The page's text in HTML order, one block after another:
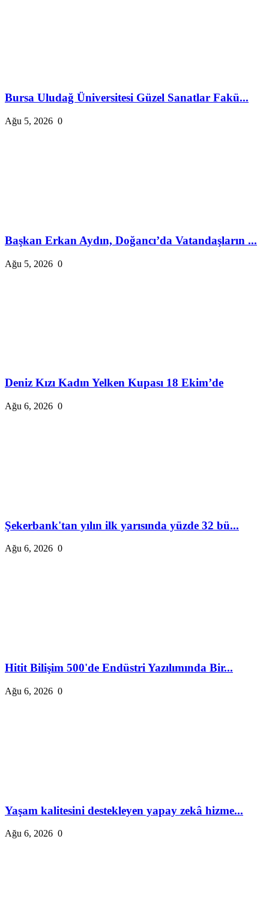
Bursa Uludağ Üniversitesi Güzel Sanatlar Fakü...
Ağu 5, 2026 0
Başkan Erkan Aydın, Doğancı’da Vatandaşların ...
Ağu 5, 2026 0
Deniz Kızı Kadın Yelken Kupası 18 Ekim’de
Ağu 6, 2026 0
Şekerbank'tan yılın ilk yarısında yüzde 32 bü...
Ağu 6, 2026 0
Hitit Bilişim 500'de Endüstri Yazılımında Bir...
Ağu 6, 2026 0
Yaşam kalitesini destekleyen yapay zekâ hizme...
Ağu 6, 2026 0